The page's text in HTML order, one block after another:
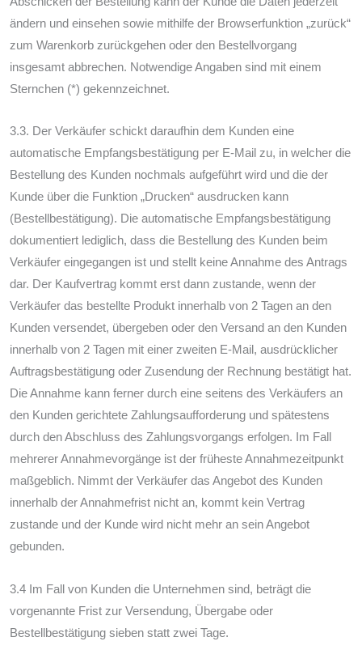
ändern und einsehen sowie mithilfe der Browserfunktion „zurück“
zum Warenkorb zurückgehen oder den Bestellvorgang
insgesamt abbrechen. Notwendige Angaben sind mit einem
Sternchen (*) gekennzeichnet.
3.3. Der Verkäufer schickt daraufhin dem Kunden eine
automatische Empfangsbestätigung per E-Mail zu, in welcher die
Bestellung des Kunden nochmals aufgeführt wird und die der
Kunde über die Funktion „Drucken“ ausdrucken kann
(Bestellbestätigung). Die automatische Empfangsbestätigung
dokumentiert lediglich, dass die Bestellung des Kunden beim
Verkäufer eingegangen ist und stellt keine Annahme des Antrags
dar. Der Kaufvertrag kommt erst dann zustande, wenn der
Verkäufer das bestellte Produkt innerhalb von 2 Tagen an den
Kunden versendet, übergeben oder den Versand an den Kunden
innerhalb von 2 Tagen mit einer zweiten E-Mail, ausdrücklicher
Auftragsbestätigung oder Zusendung der Rechnung bestätigt hat.
Die Annahme kann ferner durch eine seitens des Verkäufers an
den Kunden gerichtete Zahlungsaufforderung und spätestens
durch den Abschluss des Zahlungsvorgangs erfolgen. Im Fall
mehrerer Annahmevorgänge ist der früheste Annahmezeitpunkt
maßgeblich. Nimmt der Verkäufer das Angebot des Kunden
innerhalb der Annahmefrist nicht an, kommt kein Vertrag
zustande und der Kunde wird nicht mehr an sein Angebot
gebunden.
3.4 Im Fall von Kunden die Unternehmen sind, beträgt die
vorgenannte Frist zur Versendung, Übergabe oder
Bestellbestätigung sieben statt zwei Tage.